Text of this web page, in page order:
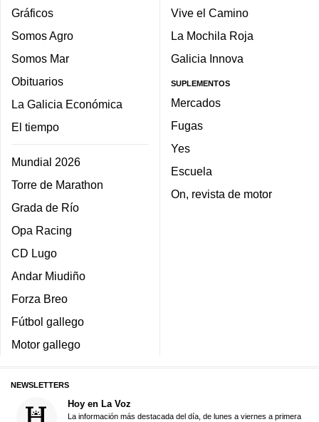
Gráficos
Somos Agro
Somos Mar
Obituarios
La Galicia Económica
El tiempo
Mundial 2026
Torre de Marathon
Grada de Río
Opa Racing
CD Lugo
Andar Miudiño
Forza Breo
Fútbol gallego
Motor gallego
Vive el Camino
La Mochila Roja
Galicia Innova
SUPLEMENTOS
Mercados
Fugas
Yes
Escuela
On, revista de motor
NEWSLETTERS
Hoy en La Voz
La información más destacada del día, de lunes a viernes a primera